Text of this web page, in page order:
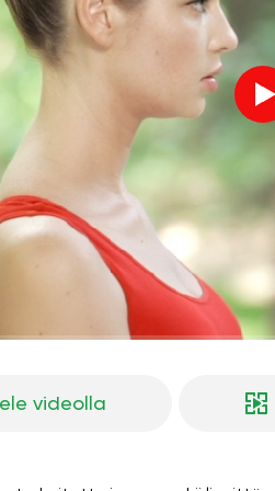
videolla